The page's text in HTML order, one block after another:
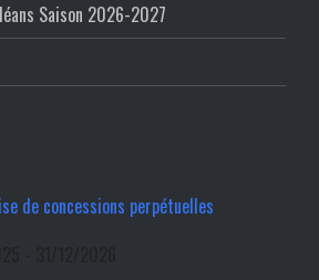
Saison 2026-2027
de concessions perpétuelles